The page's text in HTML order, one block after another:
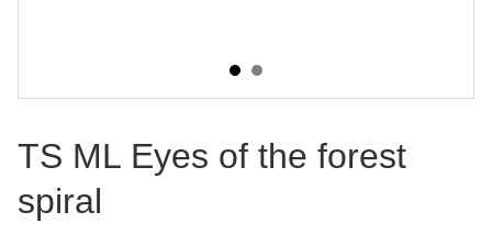
TS ML Eyes of the forest
spiral